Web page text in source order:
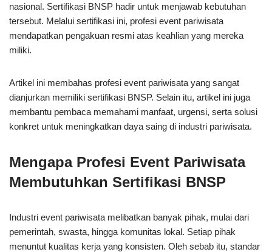
nasional. Sertifikasi BNSP hadir untuk menjawab kebutuhan
tersebut. Melalui sertifikasi ini, profesi event pariwisata
mendapatkan pengakuan resmi atas keahlian yang mereka
miliki.
Artikel ini membahas profesi event pariwisata yang sangat
dianjurkan memiliki sertifikasi BNSP. Selain itu, artikel ini juga
membantu pembaca memahami manfaat, urgensi, serta solusi
konkret untuk meningkatkan daya saing di industri pariwisata.
Mengapa Profesi Event Pariwisata
Membutuhkan Sertifikasi BNSP
Industri event pariwisata melibatkan banyak pihak, mulai dari
pemerintah, swasta, hingga komunitas lokal. Setiap pihak
menuntut kualitas kerja yang konsisten. Oleh sebab itu, standar